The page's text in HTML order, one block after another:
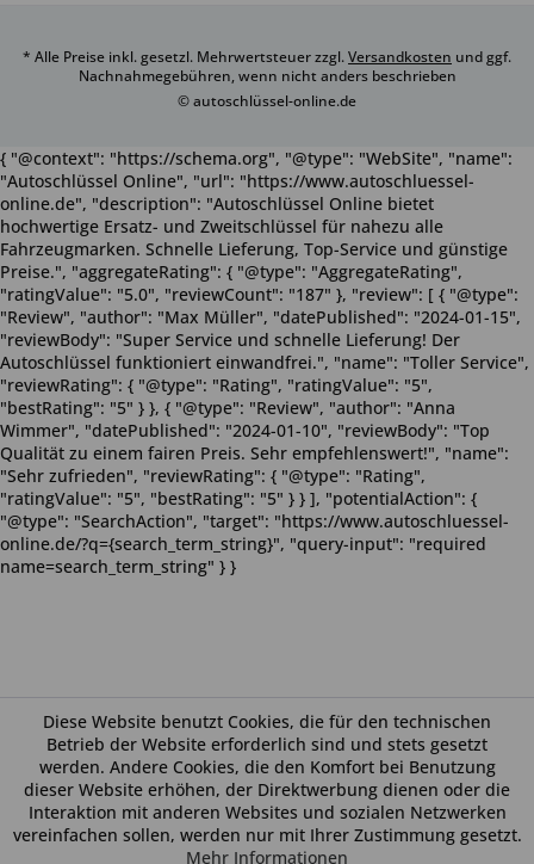
* Alle Preise inkl. gesetzl. Mehrwertsteuer zzgl.Versandkosten und ggf.
Nachnahmegebühren, wenn nicht anders beschrieben
© autoschlüssel-online.de
Diese Website benutzt Cookies, die für den technischen
Betrieb der Website erforderlich sind und stets gesetzt
werden. Andere Cookies, die den Komfort bei Benutzung
dieser Website erhöhen, der Direktwerbung dienen oder die
Interaktion mit anderen Websites und sozialen Netzwerken
vereinfachen sollen, werden nur mit Ihrer Zustimmung gesetzt.
Mehr Informationen
{ "@context": "https://schema.org", "@type": "WebSite", "name":
"Autoschlüssel Online", "url": "https://www.autoschluessel-
online.de", "description": "Autoschlüssel Online bietet
hochwertige Ersatz- und Zweitschlüssel für nahezu alle
Fahrzeugmarken. Schnelle Lieferung, Top-Service und günstige
Preise.", "aggregateRating": { "@type": "AggregateRating",
"ratingValue": "5.0", "reviewCount": "187" }, "review": [ { "@type":
"Review", "author": "Max Müller", "datePublished": "2024-01-15",
"reviewBody": "Super Service und schnelle Lieferung! Der
Autoschlüssel funktioniert einwandfrei.", "name": "Toller Service",
"reviewRating": { "@type": "Rating", "ratingValue": "5",
"bestRating": "5" } }, { "@type": "Review", "author": "Anna
Wimmer", "datePublished": "2024-01-10", "reviewBody": "Top
Qualität zu einem fairen Preis. Sehr empfehlenswert!", "name":
"Sehr zufrieden", "reviewRating": { "@type": "Rating",
"ratingValue": "5", "bestRating": "5" } } ], "potentialAction": {
"@type": "SearchAction", "target": "https://www.autoschluessel-
online.de/?q={search_term_string}", "query-input": "required
name=search_term_string" } }